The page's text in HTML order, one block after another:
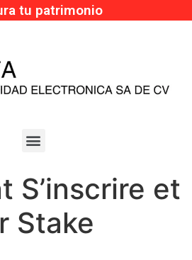
tu patrimonio
S’inscrire et
Stake